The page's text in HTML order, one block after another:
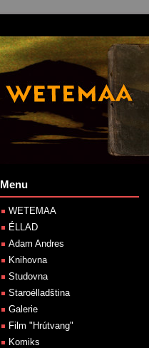
Menu
WETEMAA
ÉLLAD
Adam Andres
Knihovna
Studovna
Staroélladština
Galerie
Film "Hrútvang"
Komiks